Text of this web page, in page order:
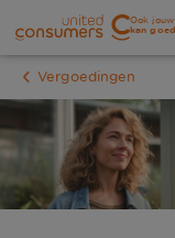
Ook jouw
kan
Vergoedingen